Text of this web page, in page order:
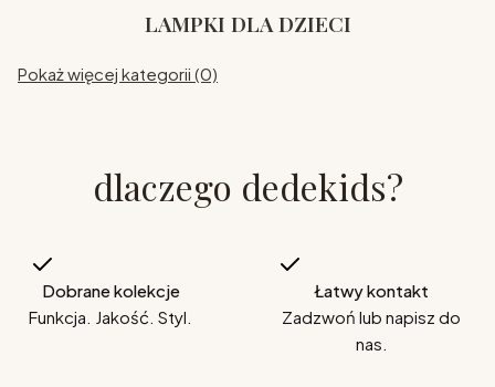
LAMPKI DLA DZIECI
Pokaż więcej kategorii (0)
dlaczego dedekids?
Dobrane kolekcje
Funkcja. Jakość. Styl.
Łatwy kontakt
Zadzwoń lub napisz do
nas.